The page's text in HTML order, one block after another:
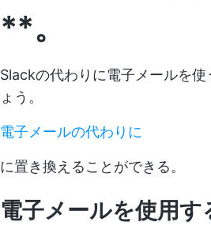
**。
Slackの代わりに電子メールを
ょう。
電子メールの代わりに
に置き換えることができる。
電子メールを使用